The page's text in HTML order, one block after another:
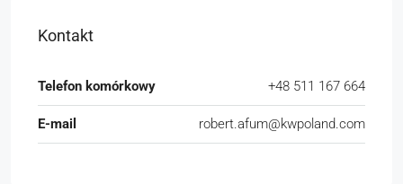
Kontakt
Telefon komórkowy +48 511 167 664
E-mail robert.afum@kwpoland.com